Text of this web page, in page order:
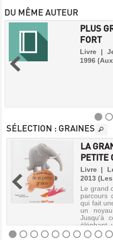
DU MÊME AUTEUR
PLUS
FORT
Livre |
1996
PLUS
GRAND,
PLUS
VITE,
PLUS
FORT
|
Jenkins,
SÉLECTION : GRAINES
LA
PETITE
Livre |
2013
Le grand
parcours
qui fait
un
Jusqu'à
éléphant,